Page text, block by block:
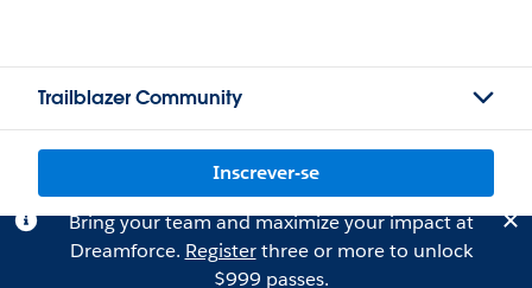
Trailblazer Community
Inscrever-se
Bring your team and maximize your impact at
Dreamforce. Registerthree or more to unlock
$999 passes.